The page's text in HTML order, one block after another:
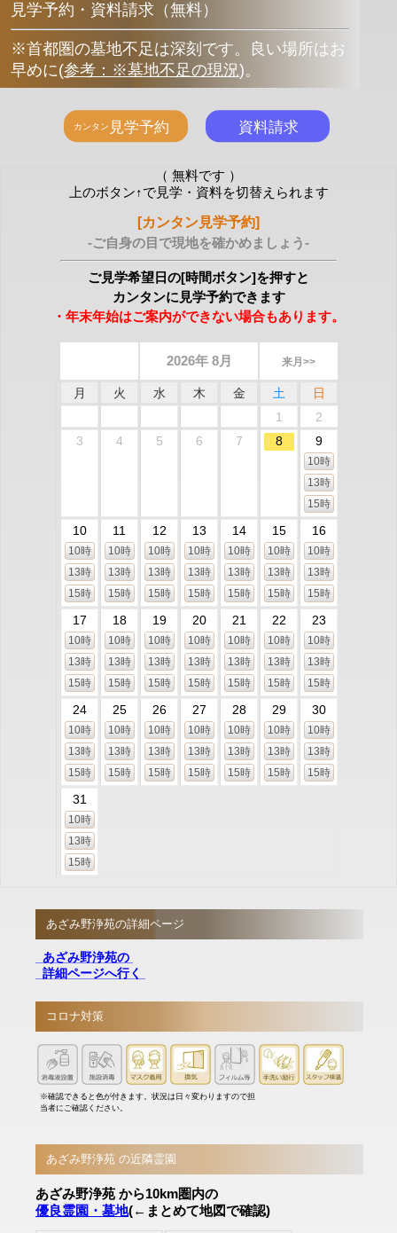
見学予約・資料請求（無料）
※首都圏の墓地不足は深刻です。良い場所はお
早めに(参考：※墓地不足の現況)。
（ 無料です ）
上のボタン↑で見学・資料を切替えられます
[カンタン見学予約]
-ご自身の目で現地を確かめましょう-
ご見学希望日の[時間ボタン]を押すと
カンタンに見学予約できます
・年末年始はご案内ができない場合もあります。
2026年 8月 来月>>
月 火 水 木 金 土
日
1
2
3
4 5 6 7 8 9
10時
13時
15時
10
10時
13時
15時
11
10時
13時
15時
12
10時
13時
15時
13
10時
13時
15時
14
10時
13時
15時
15
10時
13時
15時
16
10時
13時
15時
17
10時
13時
15時
18
10時
13時
15時
19
10時
13時
15時
20
10時
13時
15時
21
10時
13時
15時
22
10時
13時
15時
23
10時
13時
15時
24
10時
13時
15時
25
10時
13時
15時
26
10時
13時
15時
27
10時
13時
15時
28
10時
13時
15時
29
10時
13時
15時
30
10時
13時
15時
31
10時
13時
15時
あざみ野浄苑の詳細ページ
あざみ野浄苑の
詳細ページへ行く
コロナ対策
※確認できると色が付きます。状況は日々変わりますので担
当者にご確認ください。
あざみ野浄苑 の近隣霊園
あざみ野浄苑 から10km圏内の
優良霊園・墓地(←まとめて地図で確認)